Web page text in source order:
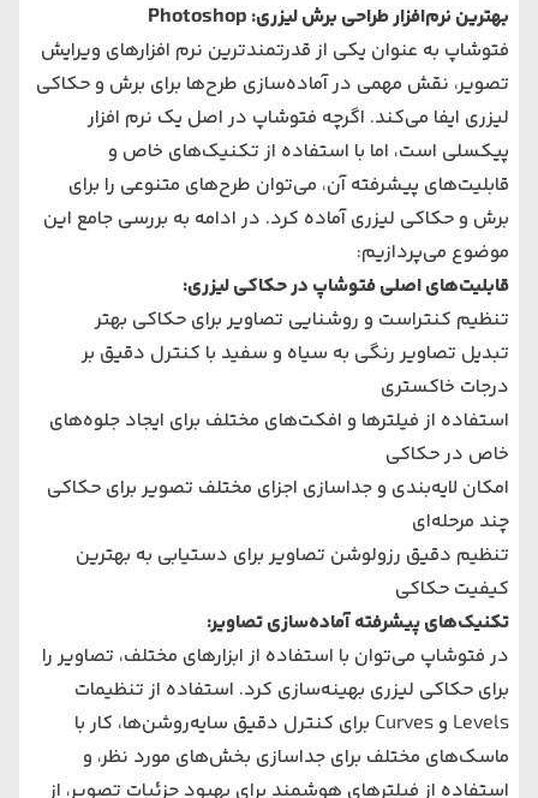
بهترین نرم‌افزار طراحی برش لیزری: Photoshop
فتوشاپ به عنوان یکی از قدرتمندترین نرم افزارهای ویرایش
تصویر، نقش مهمی در آماده‌سازی طرح‌ها برای برش و حکاکی
لیزری ایفا می‌کند. اگرچه فتوشاپ در اصل یک نرم افزار
پیکسلی است، اما با استفاده از تکنیک‌های خاص و
قابلیت‌های پیشرفته آن، می‌توان طرح‌های متنوعی را برای
برش و حکاکی لیزری آماده کرد. در ادامه به بررسی جامع این
موضوع می‌پردازیم:
قابلیت‌های اصلی فتوشاپ در حکاکی لیزری:
تنظیم کنتراست و روشنایی تصاویر برای حکاکی بهتر
تبدیل تصاویر رنگی به سیاه و سفید با کنترل دقیق بر
درجات خاکستری
استفاده از فیلترها و افکت‌های مختلف برای ایجاد جلوه‌های
خاص در حکاکی
امکان لایه‌بندی و جداسازی اجزای مختلف تصویر برای حکاکی
چند مرحله‌ای
تنظیم دقیق رزولوشن تصاویر برای دستیابی به بهترین
کیفیت حکاکی
تکنیک‌های پیشرفته آماده‌سازی تصاویر:
در فتوشاپ می‌توان با استفاده از ابزارهای مختلف، تصاویر را
برای حکاکی لیزری بهینه‌سازی کرد. استفاده از تنظیمات
Levels و Curves برای کنترل دقیق سایه‌روشن‌ها، کار با
ماسک‌های مختلف برای جداسازی بخش‌های مورد نظر، و
استفاده از فیلترهای هوشمند برای بهبود جزئیات تصویر، از